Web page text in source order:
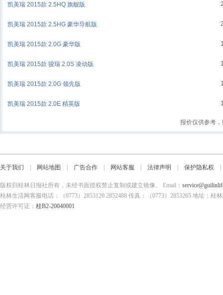
凯美瑞 2015款 2.5HQ 旗舰版
凯美瑞 2015款 2.5HG 豪华导航版
凯美瑞 2015款 2.0G 豪华版
凯美瑞 2015款 骏瑞 2.0S 凌动版
凯美瑞 2015款 2.0G 领先版
凯美瑞 2015款 2.0E 精英版
报价仅供参考
关于我们 网站地图 广告合作 网站客服 法律声明 保护隐私权
版权归桂林日报社所有，未经书面授权禁止复制或建立镜像。 Email：
桂林生活网客服电话：（0773）2853120 2852488 传真：（0773）2853265 地址：
经营许可证： 桂B2-20040001